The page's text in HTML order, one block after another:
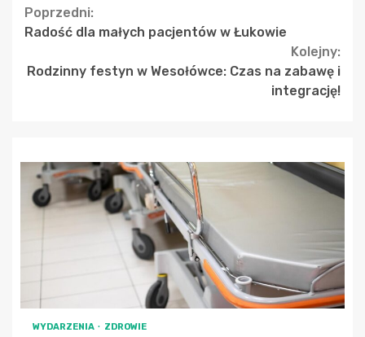
Continue
Poprzedni:
Radość dla małych pacjentów w Łukowie
Kolejny:
Rodzinny festyn w Wesołówce: Czas na zabawę i
integrację!
WYDARZENIA ZDROWIE